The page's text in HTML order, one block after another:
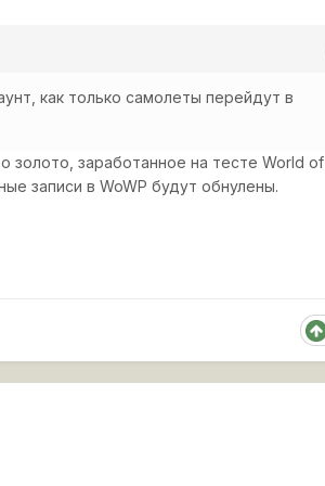
как только самолеты перейдут в
золото, заработанное на тесте World of
записи в WoWP будут обнулены.